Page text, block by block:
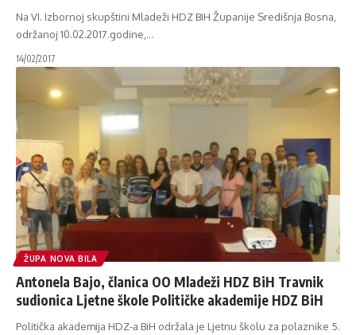
Na VI. Izbornoj skupštini Mladeži HDZ BIH Županije Središnja Bosna,
održanoj 10.02.2017.godine, …
14/02/2017
ŽUPA NOVA BILA
Antonela Bajo, članica OO Mladeži HDZ BiH Travnik
sudionica Ljetne škole Političke akademije HDZ BiH
Politička akademija HDZ-a BiH održala je Ljetnu školu za polaznike 5.